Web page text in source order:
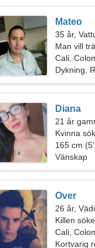
Mateo
35 år,
Man vill
Cali,
Dykning,
Diana
21 år
Kvinna
165 cm
Vänskap
Over
26 år,
Killen
Cali,
Kortvarig